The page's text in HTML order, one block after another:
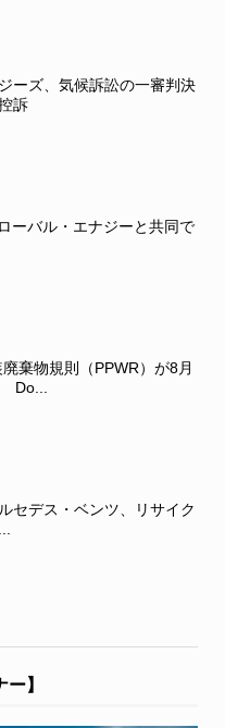
ーズ、気候訴訟の一審判決
訴
ーバル・エナジーと共同で
棄物規則（PPWR）が8月
Do...
セデス・ベンツ、リサイク
】